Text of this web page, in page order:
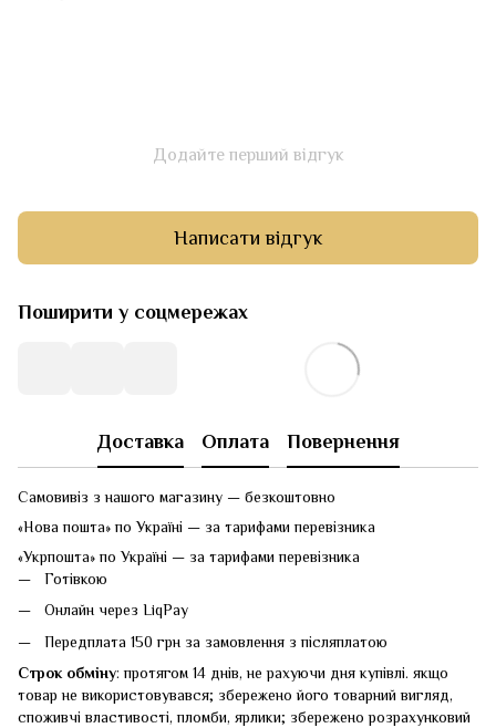
Додайте перший відгук
Написати відгук
Поширити у соцмережах
Доставка Оплата Повернення
Самовивіз з нашого магазину — безкоштовно
«Нова пошта» по Україні — за тарифами перевізника
«Укрпошта» по Україні — за тарифами перевізника
Готівкою
Онлайн через LiqPay
Передплата 150 грн за замовлення з післяплатою
Строк обміну: протягом 14 днів, не рахуючи дня купівлі. якщо
товар не використовувався; збережено його товарний вигляд,
споживчі властивості, пломби, ярлики; збережено розрахунковий